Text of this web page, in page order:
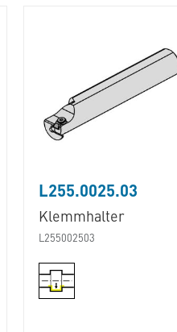
L255.0025.03
Klemmhalter
L255002503